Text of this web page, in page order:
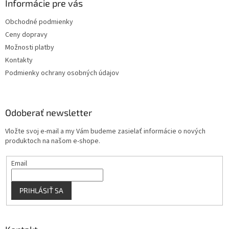
p
Informácie pre vás
Obchodné podmienky
Ceny dopravy
Možnosti platby
Kontakty
Podmienky ochrany osobných údajov
Odoberať newsletter
Vložte svoj e-mail a my Vám budeme zasielať informácie o nových
produktoch na našom e-shope.
Email
PRIHLÁSIŤ SA